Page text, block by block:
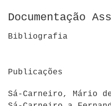
Documentação
Bibliografia
Publicações
Sá-Carneiro, Mário